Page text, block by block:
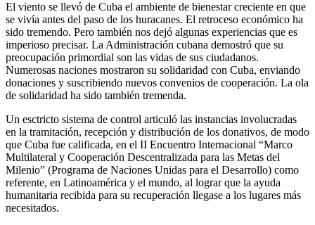
El viento se llevó de Cuba el ambiente de bienestar creciente en que
se vivía antes del paso de los huracanes. El retroceso económico ha
sido tremendo. Pero también nos dejó algunas experiencias que es
imperioso precisar. La Administración cubana demostró que su
preocupación primordial son las vidas de sus ciudadanos.
Numerosas naciones mostraron su solidaridad con Cuba, enviando
donaciones y suscribiendo nuevos convenios de cooperación. La ola
de solidaridad ha sido también tremenda.
Un esctricto sistema de control articuló las instancias involucradas
en la tramitación, recepción y distribución de los donativos, de modo
que Cuba fue calificada, en el II Encuentro Internacional “Marco
Multilateral y Cooperación Descentralizada para las Metas del
Milenio” (Programa de Naciones Unidas para el Desarrollo) como
referente, en Latinoamérica y el mundo, al lograr que la ayuda
humanitaria recibida para su recuperación llegase a los lugares más
necesitados.